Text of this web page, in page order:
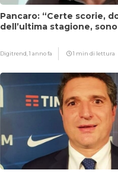
Pancaro: “Certe scorie,
dell’ultima stagione,
Digitrend,1 anno fa 1 min di lettura